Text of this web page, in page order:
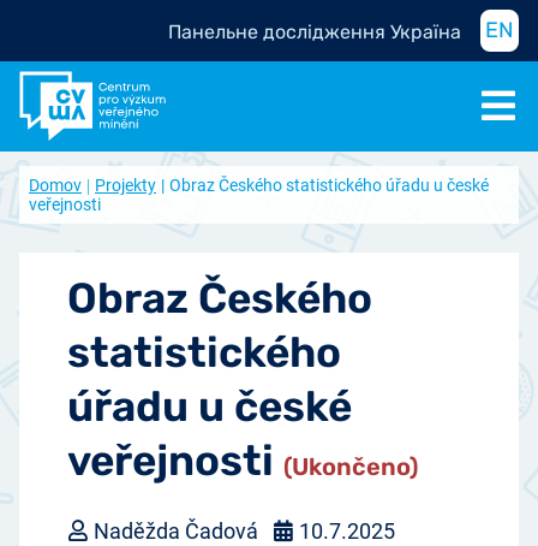
Панельне дослідження Україна EN
Domov Projekty
Obraz Českého statistického úřadu u české
veřejnosti
Obraz Českého
statistického
úřadu u české
veřejnosti (Ukončeno)
Naděžda Čadová
10.7.2025